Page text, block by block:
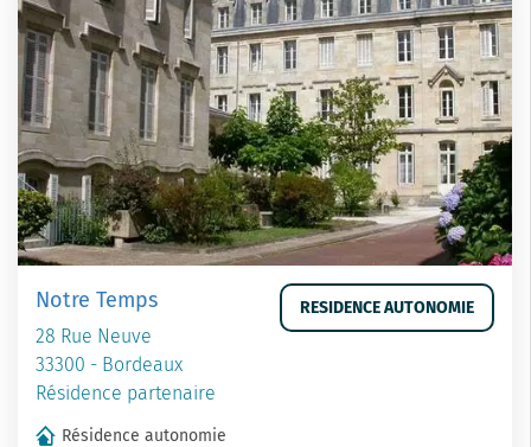
Notre Temps
28 Rue Neuve
33300 - Bordeaux
Résidence partenaire
RESIDENCE AUTONOMIE
Résidence autonomie